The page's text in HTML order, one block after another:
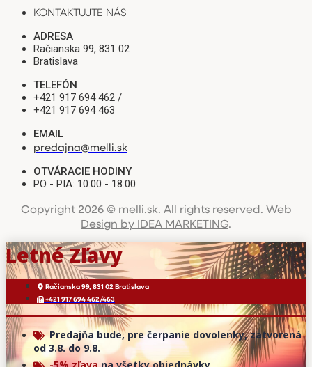
KONTAKTUJTE NÁS
ADRESA
Račianska 99, 831 02
Bratislava
TELEFÓN
+421 917 694 462 /
+421 917 694 463
EMAIL
predajna@melli.sk
OTVÁRACIE HODINY
PO - PIA: 10:00 - 18:00
Copyright 2026 © melli.sk. All rights reserved. Web
Design by IDEA MARKETING.
Letné Zľavy
Račianska 99, 831 02 Bratislava
+421 917 694 462/463
Predajňa bude, pre čerpanie dovolenky, zatvorená
od 3.8. do 9.8.